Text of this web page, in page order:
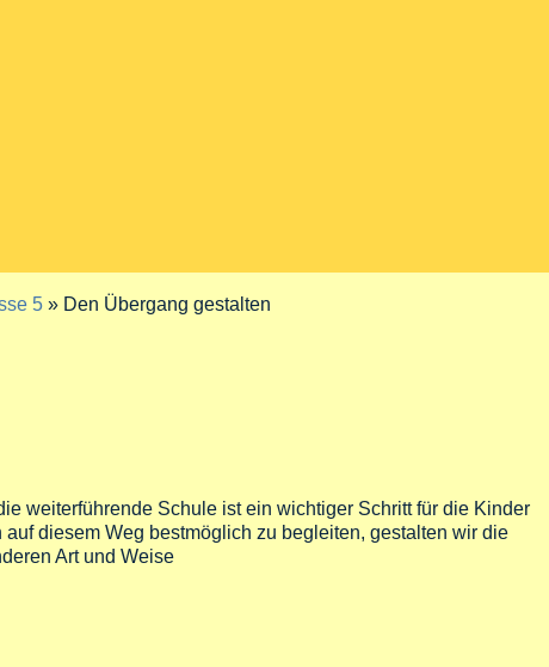
5 » Den Übergang gestalten
weiterführende Schule ist ein wichtiger Schritt für die Kinder
diesem Weg bestmöglich zu begleiten, gestalten wir die
Art und Weise